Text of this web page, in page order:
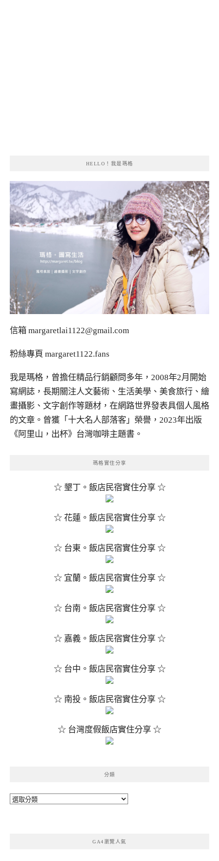
HELLO！我是瑪格
信箱 margaretlai1122@gmail.com
粉絲專頁 margaret1122.fans
我是瑪格，曾擔任精品行銷顧問多年，2008年2月開始
寫網誌，長期關注人文藝術、生活美學、美食旅行、繪
畫攝影、文字創作等題材，在網路世界發表具個人風格
的文章。曾獲「十大名人部落客」榮譽，2023年出版
《阿里山，出杯》台灣咖啡主題書。
瑪格實住分享
☆ 墾丁。飯店民宿實住分享 ☆
☆ 花蓮。飯店民宿實住分享 ☆
☆ 台東。飯店民宿實住分享 ☆
☆ 宜蘭。飯店民宿實住分享 ☆
☆ 台南。飯店民宿實住分享 ☆
☆ 嘉義。飯店民宿實住分享 ☆
☆ 台中。飯店民宿實住分享 ☆
☆ 南投。飯店民宿實住分享 ☆
☆ 台灣度假飯店實住分享 ☆
分類
分
GA4瀏覽人氣